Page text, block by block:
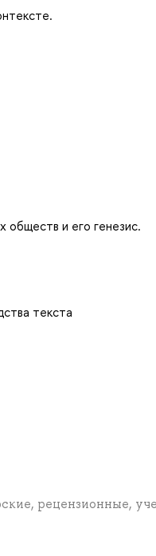
обществ и его генезис.
текста
рецензионные,